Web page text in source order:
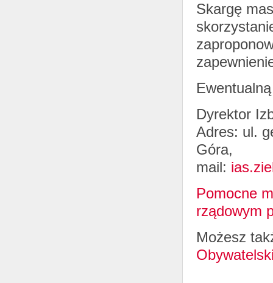
Skargę
Dyrektor
Adres: ul.
Góra,
mail:
Pomocne
rządowym
Możesz